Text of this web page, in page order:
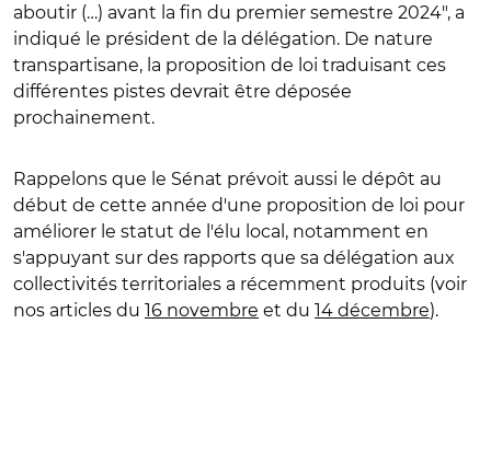
aboutir (…) avant la fin du premier semestre 2024", a
indiqué le président de la délégation. De nature
transpartisane, la proposition de loi traduisant ces
différentes pistes devrait être déposée
prochainement.
Rappelons que le Sénat prévoit aussi le dépôt au
début de cette année d'une proposition de loi pour
améliorer le statut de l'élu local, notamment en
s'appuyant sur des rapports que sa délégation aux
collectivités territoriales a récemment produits (voir
nos articles du 16 novembre et du 14 décembre).